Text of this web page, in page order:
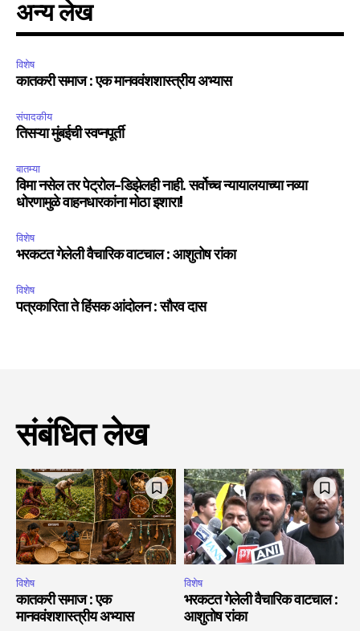
अन्य लेख
विशेष
कातकरी समाज : एक मानववंशशास्त्रीय अभ्यास
संपादकीय
तिसऱ्या मुंबईची स्वप्नपूर्ती
बातम्या
विमा नसेल तर पेट्रोल-डिझेलही नाही. सर्वोच्च न्यायालयाच्या नव्या
धोरणामुळे वाहनधारकांना मोठा इशारा!
विशेष
भरकटत गेलेली वैचारिक वाटचाल : आशुतोष रांका
विशेष
पत्रकारिता ते हिंसक आंदोलन : सौरव दास
संबंधित लेख
विशेष
कातकरी समाज : एक
मानववंशशास्त्रीय अभ्यास
विशेष
भरकटत गेलेली वैचारिक वाटचाल :
आशुतोष रांका